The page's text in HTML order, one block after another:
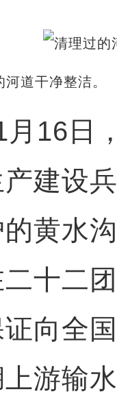
河道干净整洁
日，
建设
黄水
十二
向全
游输